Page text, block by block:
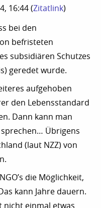
16:44 (Zitatlink)
bei den
befristeten
subsidiären Schutzes
geredet wurde.
aufgehoben
den Lebensstandard
Dann kann man
Übrigens
(laut NZZ) von
die Möglichkeit,
kann Jahre dauern.
nicht einmal etwas